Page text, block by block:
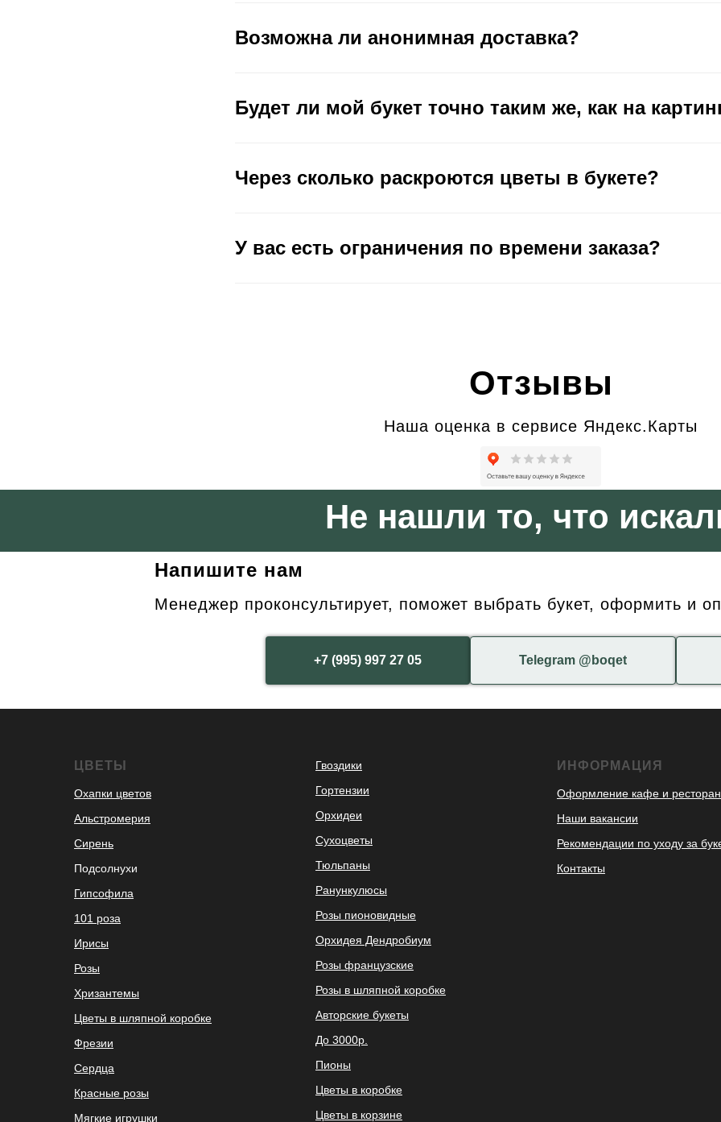
Возможна ли анонимная доставка?
Будет ли мой букет точно таким же, как на
Через сколько раскроются цветы в букете?
У вас есть ограничения по времени заказа?
Отзывы
Наша оценка в сервисе Яндекс.Карты
Не нашли то, что
Напишите нам
Менеджер проконсультирует, поможет выбрать букет, оформить и
+7 (995) 997 27 05 Telegram @boqet
ЦВЕТЫ
Охапки цветов
Альстромерия
Сирень
Подсолнухи
Гипсофила
101 роза
Ирисы
Розы
Хризантемы
Цветы в шляпной коробке
Фрезии
Сердца
Красные розы
Мягкие игрушки
Гвоздики
Гортензии
Орхидеи
Сухоцветы
Тюльпаны
Ранункулюсы
Розы пионовидные
Орхидея Дендробиум
Розы французские
Розы в шляпной коробке
Авторские букеты
До 3000р.
Пионы
Цветы в коробке
Цветы в корзине
ИНФОРМАЦИЯ
Оформление кафе и
Наши вакансии
Рекомендации по уходу за
Контакты